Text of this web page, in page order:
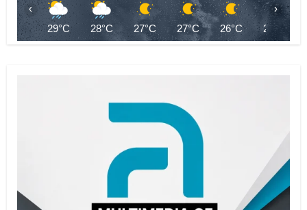
29°C 28°C 27°C 27°C 26°C 26°C
‹ ›